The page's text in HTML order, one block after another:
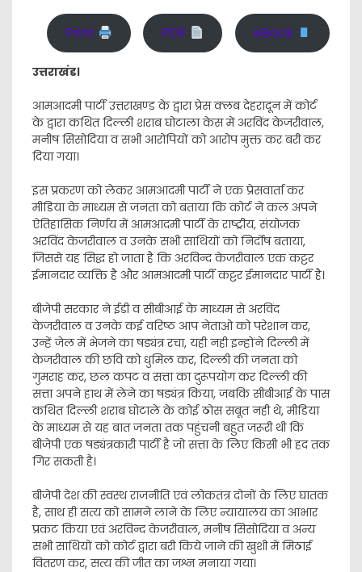
Print PDF eBook
उत्तराखंड।
आमआदमी पार्टी उत्तराखण्ड के द्वारा प्रेस क्लब देहरादून में कोर्ट
के द्वारा कथित दिल्ली शराब घोटाला केस में अरविंद केजरीवाल,
मनीष सिसोदिया व सभी आरोपियों को आरोप मुक्त कर बरी कर
दिया गया।
इस प्रकरण को लेकर आमआदमी पार्टी ने एक प्रेसवार्ता कर
मीडिया के माध्यम से जनता को बताया कि कोर्ट ने कल अपने
ऐतिहासिक निर्णय में आमआदमी पार्टी के राष्ट्रीय, संयोजक
अरविंद केजरीवाल व उनके सभी साथियों को निर्दोष बताया,
जिससे यह सिद्ध हो जाता है कि अरविन्द केजरीवाल एक कट्टर
ईमानदार व्यक्ति है और आमआदमी पार्टी कट्टर ईमानदार पार्टी है।
बीजेपी सरकार ने ईडी व सीबीआई के माध्यम से अरविंद
केजरीवाल व उनके कई वरिष्ठ आप नेताओ को परेशान कर,
उन्हें जेल में भेजने का षड्यंत्र रचा, यही नही इन्होंने दिल्ली में
केजरीवाल की छवि को धुमिल कर, दिल्ली की जनता को
गुमराह कर, छल कपट व सत्ता का दुरूपयोग कर दिल्ली की
सत्ता अपने हाथ में लेने का षड्यंत्र किया, जबकि सीबीआई के पास
कथित दिल्ली शराब घोटाले के कोई ठोस सबूत नही थे, मीडिया
के माध्यम से यह बात जनता तक पहुंचनी बहुत जरूरी थी कि
बीजेपी एक षड्यंत्रकारी पार्टी है जो सत्ता के लिए किसी भी हद तक
गिर सकती है।
बीजेपी देश की स्वस्थ राजनीति एवं लोकतंत्र दोनों के लिए घातक
है, साथ ही सत्य को सामने लाने के लिए न्यायालय का आभार
प्रकट किया एवं अरविन्द केजरीवाल, मनीष सिसोदिया व अन्य
सभी साथियों को कोर्ट द्वारा बरी किये जाने की खुशी में मिठाई
वितरण कर, सत्य की जीत का जश्न मनाया गया।